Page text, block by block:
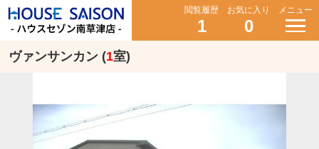
閲覧履歴
1
お気に入り
0
メニュー
ヴァンサンカン (1室)